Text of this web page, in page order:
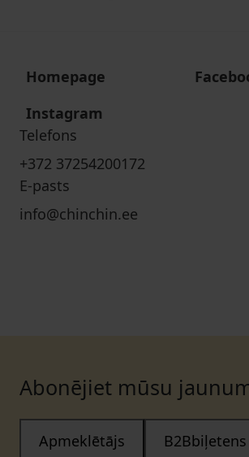
Homepage
Instagram
Telefons
+372 37254200172
E-pasts
info@chinchin.ee
Abonējiet mūsu
Apmeklētājs B2Bbiļetens